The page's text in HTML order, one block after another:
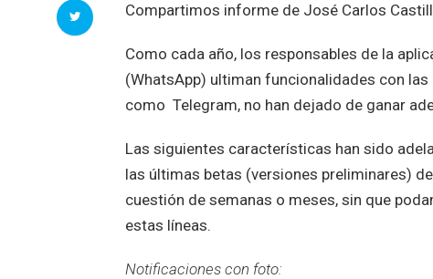
Compartimos informe de José Carlos
Como cada año, los responsables de la
(WhatsApp) ultiman funcionalidades con
como Telegram, no han dejado de ganar
Las siguientes características han sido
las últimas betas (versiones preliminares)
cuestión de semanas o meses, sin que
estas líneas.
Notificaciones con foto: